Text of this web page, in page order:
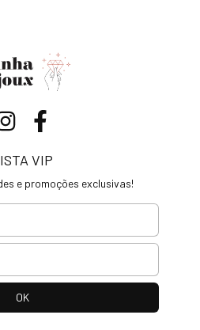
VIP
e promoções exclusivas!